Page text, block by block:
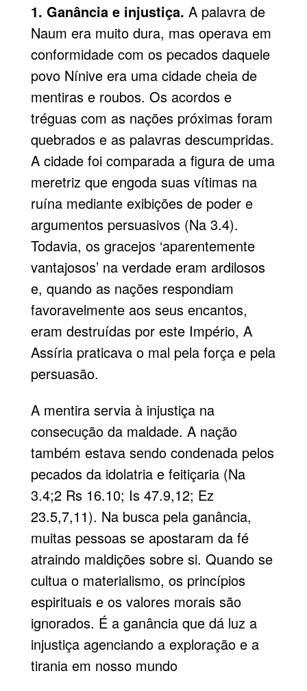
1. Ganância e injustiça. A palavra de
Naum era muito dura, mas operava em
conformidade com os pecados daquele
povo Nínive era uma cidade cheia de
mentiras e roubos. Os acordos e
tréguas com as nações próximas foram
quebrados e as palavras descumpridas.
A cidade foi comparada a figura de uma
meretriz que engoda suas vítimas na
ruína mediante exibições de poder e
argumentos persuasivos (Na 3.4).
Todavia, os gracejos ‘aparentemente
vantajosos’ na verdade eram ardilosos
e, quando as nações respondiam
favoravelmente aos seus encantos,
eram destruídas por este Império, A
Assíria praticava o mal pela força e pela
persuasão.
A mentira servia à injustiça na
consecução da maldade. A nação
também estava sendo condenada pelos
pecados da idolatria e feitiçaria (Na
3.4;2 Rs 16.10; Is 47.9,12; Ez
23.5,7,11). Na busca pela ganância,
muitas pessoas se apostaram da fé
atraindo maldições sobre si. Quando se
cultua o materialismo, os princípios
espirituais e os valores morais são
ignorados. É a ganância que dá luz a
injustiça agenciando a exploração e a
tirania em nosso mundo